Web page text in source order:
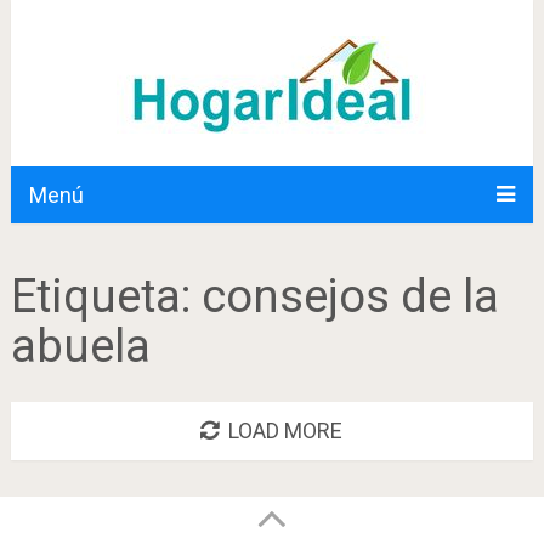
Menú
Etiqueta: consejos de la
abuela
LOAD MORE